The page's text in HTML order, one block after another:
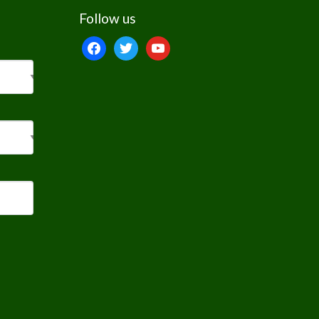
Follow us
facebooktwitteryoutube